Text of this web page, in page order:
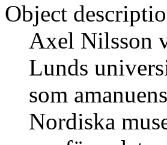
Object
Axel Nilsson
Lunds
som
Nordiska